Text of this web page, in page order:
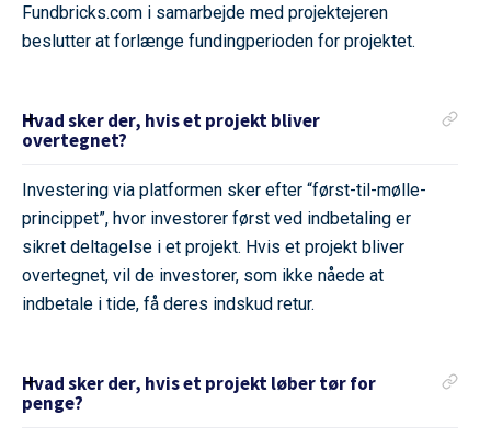
Fundbricks.com i samarbejde med projektejeren
beslutter at forlænge fundingperioden for projektet.
Hvad sker der, hvis et projekt bliver
overtegnet?
Investering via platformen sker efter “først-til-mølle-
princippet”, hvor investorer først ved indbetaling er
sikret deltagelse i et projekt. Hvis et projekt bliver
overtegnet, vil de investorer, som ikke nåede at
indbetale i tide, få deres indskud retur.
Hvad sker der, hvis et projekt løber tør for
penge?